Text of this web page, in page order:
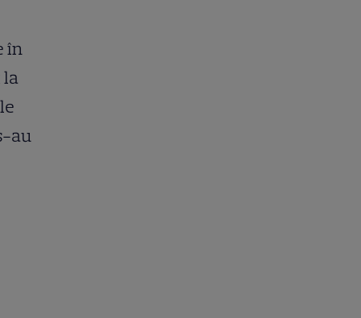
în
la
au